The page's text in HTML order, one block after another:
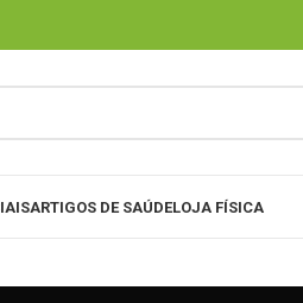
ARTIGOS DE SAÚDELOJA FÍSICA